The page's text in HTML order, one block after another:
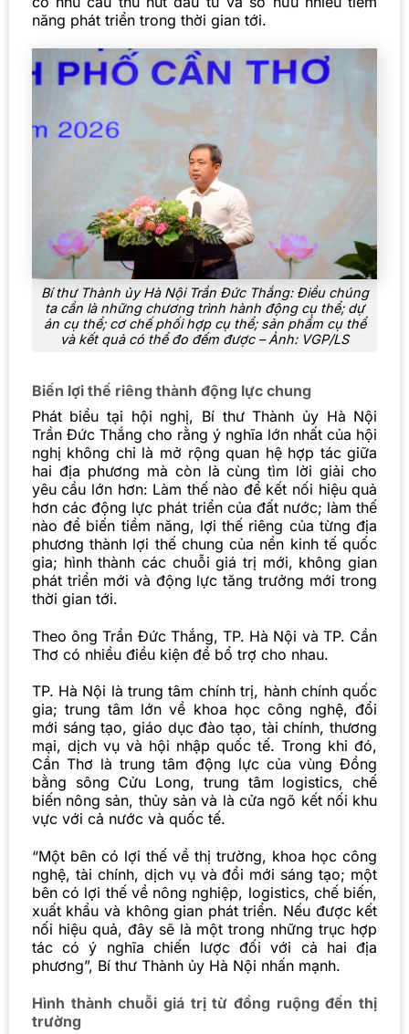
năng phát triển trong thời gian tới.
Bí thư Thành ủy Hà Nội Trần Đức Thắng: Điều chúng
ta cần là những chương trình hành động cụ thể; dự
án cụ thể; cơ chế phối hợp cụ thể; sản phẩm cụ thể
và kết quả có thể đo đếm được – Ảnh: VGP/LS
Biến lợi thế riêng thành động lực chung
Phát biểu tại hội nghị, Bí thư Thành ủy Hà Nội
Trần Đức Thắng cho rằng ý nghĩa lớn nhất của hội
nghị không chỉ là mở rộng quan hệ hợp tác giữa
hai địa phương mà còn là cùng tìm lời giải cho
yêu cầu lớn hơn: Làm thế nào để kết nối hiệu quả
hơn các động lực phát triển của đất nước; làm thế
nào để biến tiềm năng, lợi thế riêng của từng địa
phương thành lợi thế chung của nền kinh tế quốc
gia; hình thành các chuỗi giá trị mới, không gian
phát triển mới và động lực tăng trưởng mới trong
thời gian tới.
Theo ông Trần Đức Thắng, TP. Hà Nội và TP. Cần
Thơ có nhiều điều kiện để bổ trợ cho nhau.
TP. Hà Nội là trung tâm chính trị, hành chính quốc
gia; trung tâm lớn về khoa học công nghệ, đổi
mới sáng tạo, giáo dục đào tạo, tài chính, thương
mại, dịch vụ và hội nhập quốc tế. Trong khi đó,
Cần Thơ là trung tâm động lực của vùng Đồng
bằng sông Cửu Long, trung tâm logistics, chế
biến nông sản, thủy sản và là cửa ngõ kết nối khu
vực với cả nước và quốc tế.
“Một bên có lợi thế về thị trường, khoa học công
nghệ, tài chính, dịch vụ và đổi mới sáng tạo; một
bên có lợi thế về nông nghiệp, logistics, chế biến,
xuất khẩu và không gian phát triển. Nếu được kết
nối hiệu quả, đây sẽ là một trong những trục hợp
tác có ý nghĩa chiến lược đối với cả hai địa
phương”, Bí thư Thành ủy Hà Nội nhấn mạnh.
Hình thành chuỗi giá trị từ đồng ruộng đến thị
trường